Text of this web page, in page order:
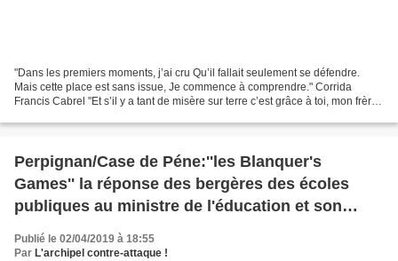
"Dans les premiers moments, j’ai cru Qu’il fallait seulement se défendre.
Mais cette place est sans issue, Je commence à comprendre." Corrida
Francis Cabrel "Et s’il y a tant de misère sur terre c’est grâce à toi, mon frère,
Perpignan/Case de Péne:''les Blanquer's
Games'' la réponse des bergères des écoles
publiques au ministre de l'éducation et son
''école de la confiance'' #Blanqueriscoming!
interviews par Nicolas Caudeville
Publié le 02/04/2019 à 18:55
Par L'archipel contre-attaque !